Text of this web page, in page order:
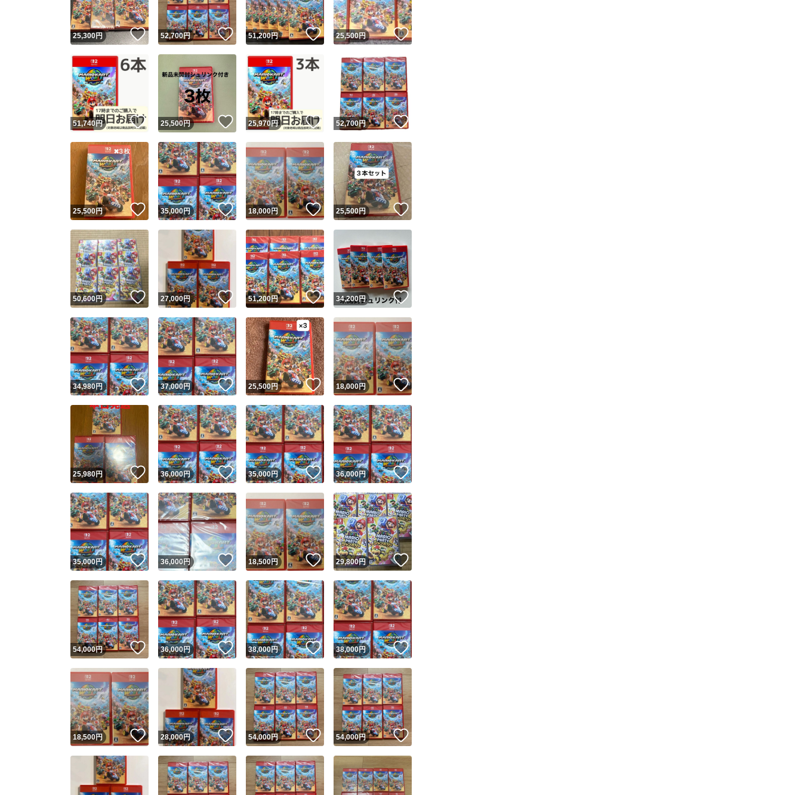
他フリマ実績◯+ このユーザーは他フリマサービスでの取引実績があります
スピード&安心発送
※このバッジは実績に基づく表示であり、発送を保証しているものではありません
スピード＆安心発送
このユーザーは高頻度で24時間以内＆設定した発送日数内に発送してい
ます
スピード発送 このユーザーは高頻度で24時間以内に発送しています
安心発送 このユーザーは設定した発送日数内に発送しています
出品ページへ
キャンセル
25,300円 いいね！
52,700円 いいね！
51,200円 いいね！
25,500円 いいね！
51,740円 いいね！
25,500円 いいね！
25,970円 いいね！
52,700円
25,500円 いいね！
35,000円 いいね！
18,000円 いいね！
25,500円
50,600円 いいね！
27,000円 いいね！
51,200円 いいね！
34,200円
34,980円 いいね！
37,000円 いいね！
25,500円 いいね！
18,000円 いいね！
25,980円 いいね！
36,000円 いいね！
35,000円 いいね！
36,000円 いいね！
35,000円 いいね！
36,000円 いいね！
18,500円 いいね！
29,800円 いいね！
54,000円 いいね！
36,000円 いいね！
38,000円 いいね！
38,000円 いいね！
18,500円 いいね！
28,000円 いいね！
54,000円 いいね！
54,000円 いいね！